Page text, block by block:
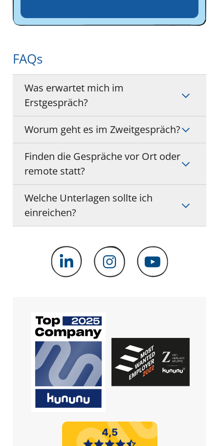
FAQs
Was erwartet mich im
Erstgespräch?
Worum geht es im Zweitgespräch?
Finden die Gespräche vor Ort oder
remote statt?
Welche Unterlagen sollte ich
einreichen?